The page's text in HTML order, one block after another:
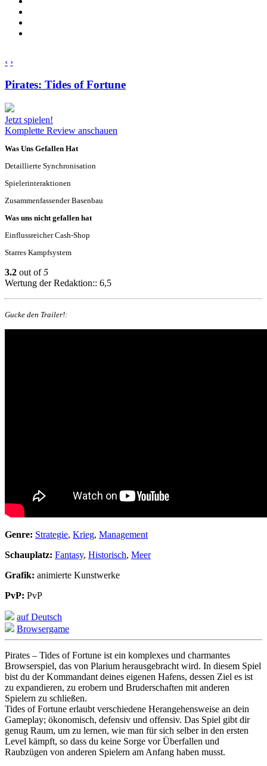
‹ ›
Pirates: Tides of Fortune
Jetzt spielen!
Komplette Review anschauen
Was Uns Gefallen Hat
Detaillierte Synchronisation
Spielerinteraktionen
Zusammenfassender Basenbau
Was uns nicht gefallen hat
Einflussreicher Cash-Shop
Starres Kampfsystem
3.2 out of5
Wertung der Redaktion:: 6,5
Gucke den Trailer!:
Genre: Strategie, Krieg, Management
Schauplatz: Fantasy, Historisch, Meer
Grafik: animierte Kunstwerke
PvP: PvP
auf Deutsch
Browsergame
Pirates – Tides of Fortune ist ein komplexes und charmantes
Browserspiel, das von Plarium herausgebracht wird. In diesem Spiel
bist du der Kommandant deines eigenen Hafens, dessen Ziel es ist
zu expandieren, zu erobern und Bruderschaften mit anderen
Spielern zu schließen.
Tides of Fortune erlaubt verschiedene Herangehensweise an dein
Gameplay; ökonomisch, defensiv und offensiv. Das Spiel gibt dir
genug Raum, um zu lernen, wie man für sich selber in den ersten
Level kämpft, so dass du keine Sorge vor Überfallen und
Raubzügen von anderen Spielern am Anfang haben musst.